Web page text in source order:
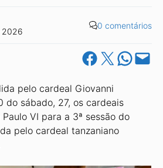
2026
0 comentários
Share on Facebook
Share on X Share on
Email this
pelo cardeal Giovanni
do sábado, 27, os cardeais
VI para a 3ª sessão do
pelo cardeal tanzaniano